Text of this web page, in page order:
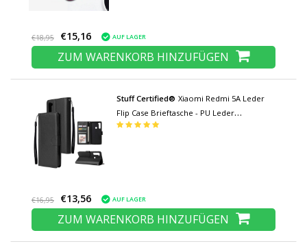
€18,95 €15,16 AUF LAGER
ZUM WARENKORB HINZUFÜGEN
Stuff Certified® Xiaomi Redmi 5A Leder
Flip Case Brieftasche - PU Leder
Brieftasche Cover Cas Case Schwarz
€16,95 €13,56 AUF LAGER
ZUM WARENKORB HINZUFÜGEN